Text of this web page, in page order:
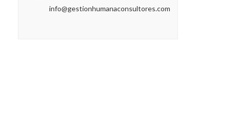
info@gestionhumanaconsultores.com